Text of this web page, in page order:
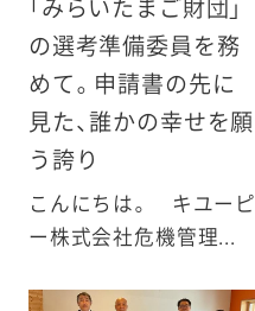
「みらいたまご財団」
の選考準備委員を務
めて。申請書の先に
見た、誰かの幸せを願
う誇り
こんにちは。 キユーピ
ー株式会社危機管理...